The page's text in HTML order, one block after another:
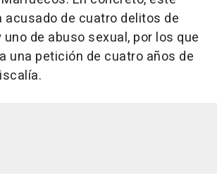
acusado de cuatro delitos de
de abuso sexual, por los que
una petición de cuatro años de